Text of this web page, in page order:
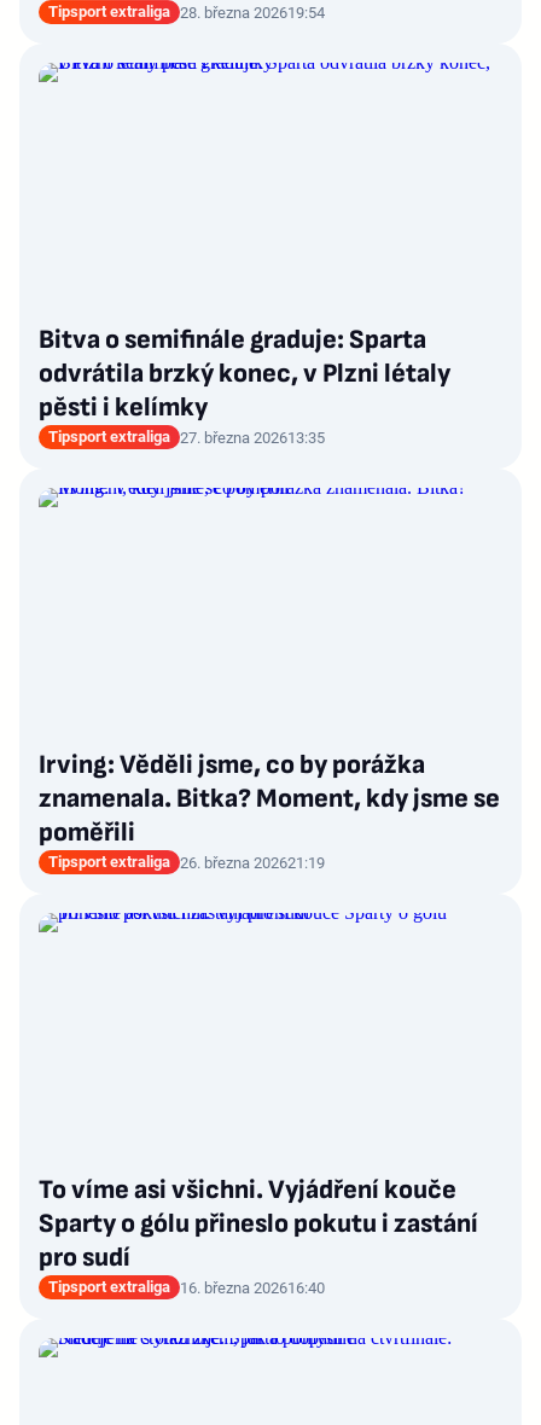
Tipsport extraliga 28. března 202619:54
Bitva o semifinále graduje: Sparta
odvrátila brzký konec, v Plzni létaly
pěsti i kelímky
Tipsport extraliga 27. března 202613:35
Irving: Věděli jsme, co by porážka
znamenala. Bitka? Moment, kdy jsme se
poměřili
Tipsport extraliga 26. března 202621:19
To víme asi všichni. Vyjádření kouče
Sparty o gólu přineslo pokutu i zastání
pro sudí
Tipsport extraliga 16. března 202616:40